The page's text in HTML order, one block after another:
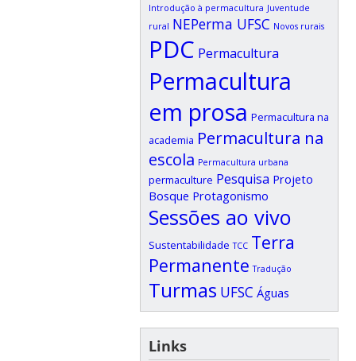
Introdução à permacultura Juventude
rural NEPerma UFSC Novos rurais
PDC Permacultura
Permacultura
em prosa Permacultura na
academia Permacultura na
escola Permacultura urbana
permaculture Pesquisa Projeto
Bosque Protagonismo
Sessões ao vivo
Sustentabilidade TCC Terra
Permanente Tradução
Turmas UFSC Águas
Links